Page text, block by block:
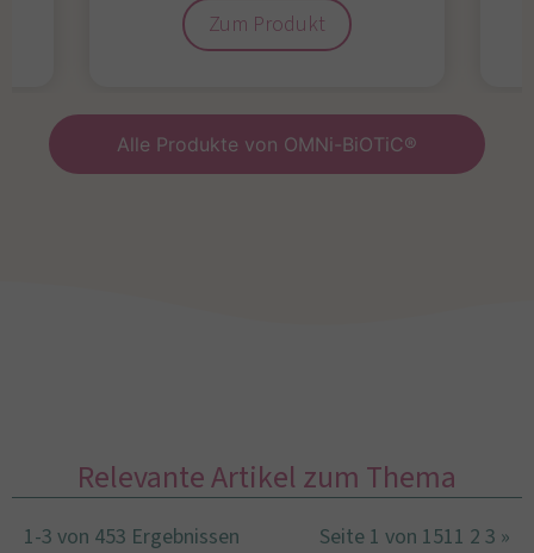
Zum Produkt
Alle Produkte von OMNi-BiOTiC®
Relevante Artikel zum Thema
1-3 von 453 Ergebnissen Seite 1 von 1511 2 3 »